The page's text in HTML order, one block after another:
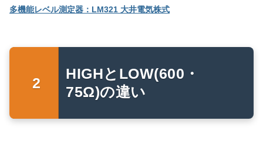
多機能レベル測定器：LM321 大井電気株式
HIGHとLOW(600・
75Ω)の違い